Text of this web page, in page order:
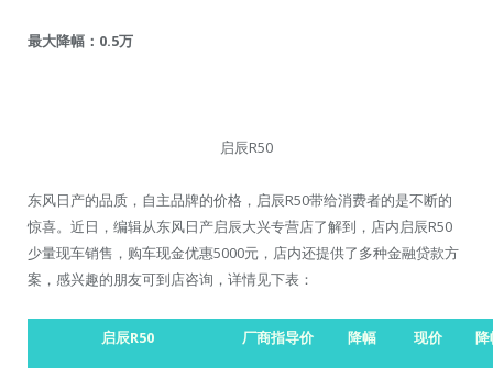
最大降幅：0.5万
启辰R50
东风日产的品质，自主品牌的价格，启辰R50带给消费者的是不断的
惊喜。近日，编辑从东风日产启辰大兴专营店了解到，店内启辰R50
少量现车销售，购车现金优惠5000元，店内还提供了多种金融贷款方
案，感兴趣的朋友可到店咨询，详情见下表：
启辰R50 厂商指导价 降幅 现价 降